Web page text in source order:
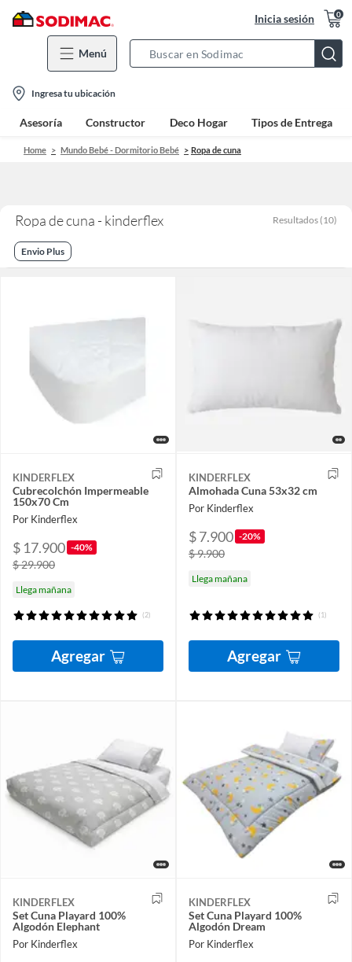
Inicia sesión 0
Menú
Bar
location-
icon
Ingresa tu ubicación
Asesoría Constructor Deco Hogar Tipos de Entrega
Home Mundo Bebé - Dormitorio Bebé Ropa de cuna
Ropa de cuna - kinderflex Resultados (10)
Envio Plus
KINDERFLEX
Cubrecolchón Impermeable
150x70 Cm
Por Kinderflex
$ 17.900 -40%
$ 29.900
Llega mañana
(2)
Agregar
KINDERFLEX
Almohada Cuna 53x32 cm
Por Kinderflex
$ 7.900 -20%
$ 9.900
Llega mañana
(1)
Agregar
KINDERFLEX
Set Cuna Playard 100%
Algodón Elephant
Por Kinderflex
KINDERFLEX
Set Cuna Playard 100%
Algodón Dream
Por Kinderflex